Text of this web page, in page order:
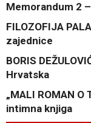
Memorandum 2
FILOZOFIJA
zajednice
BORIS
Hrvatska
„MALI ROMAN
intimna knjiga